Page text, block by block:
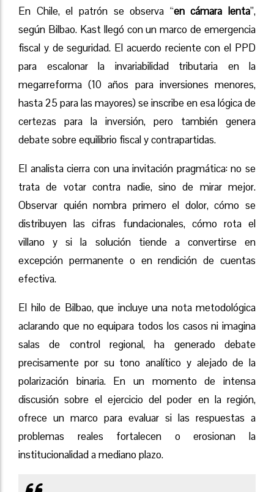
En Chile, el patrón se observa “en cámara lenta”,
según Bilbao. Kast llegó con un marco de emergencia
fiscal y de seguridad. El acuerdo reciente con el PPD
para escalonar la invariabilidad tributaria en la
megarreforma (10 años para inversiones menores,
hasta 25 para las mayores) se inscribe en esa lógica de
certezas para la inversión, pero también genera
debate sobre equilibrio fiscal y contrapartidas.
El analista cierra con una invitación pragmática: no se
trata de votar contra nadie, sino de mirar mejor.
Observar quién nombra primero el dolor, cómo se
distribuyen las cifras fundacionales, cómo rota el
villano y si la solución tiende a convertirse en
excepción permanente o en rendición de cuentas
efectiva.
El hilo de Bilbao, que incluye una nota metodológica
aclarando que no equipara todos los casos ni imagina
salas de control regional, ha generado debate
precisamente por su tono analítico y alejado de la
polarización binaria. En un momento de intensa
discusión sobre el ejercicio del poder en la región,
ofrece un marco para evaluar si las respuestas a
problemas reales fortalecen o erosionan la
institucionalidad a mediano plazo.